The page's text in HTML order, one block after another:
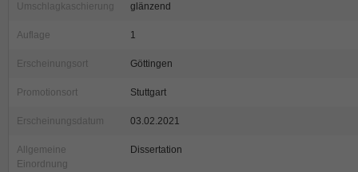
Umschlagkaschierung glänzend
Auflage 1
Erscheinungsort Göttingen
Promotionsort Stuttgart
Erscheinungsdatum 03.02.2021
Allgemeine
Einordnung
Dissertation